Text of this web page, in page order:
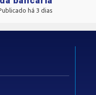
há 3 dias